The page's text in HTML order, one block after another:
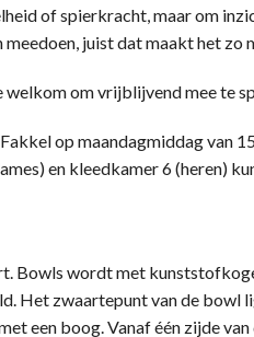
of spierkracht, maar om
meedoen, juist dat maakt het zo
om vrijblijvend mee te
op maandagmiddag van
en kleedkamer 6 (heren)
Bowls wordt met
Het zwaartepunt van de bowl
een boog. Vanaf één zijde